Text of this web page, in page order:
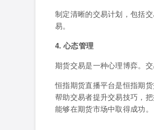
制定清晰的交易计划，包括
易。
4. 心态管理
期货交易是一种心理博弈。
恒指期货直播平台是恒指期
帮助交易者提升交易技巧，
能够在期货市场中取得成功。